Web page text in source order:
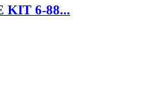
KIT 6-88...